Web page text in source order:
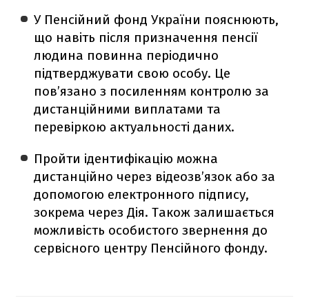
У Пенсійний фонд України пояснюють,
що навіть після призначення пенсії
людина повинна періодично
підтверджувати свою особу. Це
пов’язано з посиленням контролю за
дистанційними виплатами та
перевіркою актуальності даних.
Пройти ідентифікацію можна
дистанційно через відеозв’язок або за
допомогою електронного підпису,
зокрема через Дія. Також залишається
можливість особистого звернення до
сервісного центру Пенсійного фонду.